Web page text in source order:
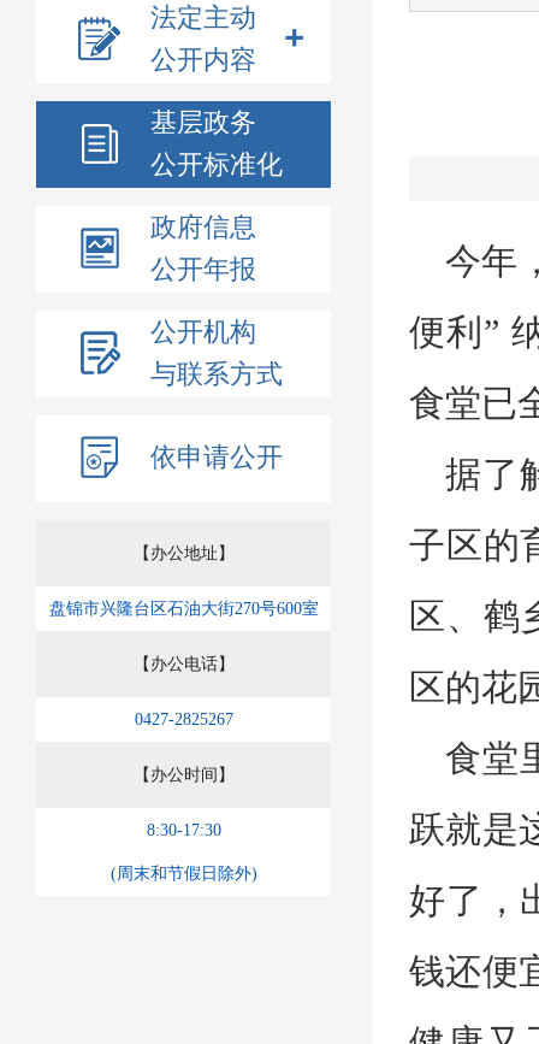
法定主动
公开内容
基层政务
公开标准化
政府信息
公开年报
公开机构
与联系方式
依申请公开
【办公地址】
盘锦市兴隆台区石油大街270号600室
【办公电话】
0427-2825267
【办公时间】
8:30-17:30
(周末和节假日除外)
今年
便利”
食堂已
据了
子区的
区、鹤
区的花
食堂
跃就是
好了，
钱还便